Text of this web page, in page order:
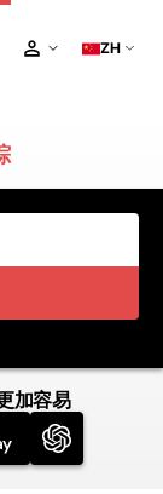
ZH
加容易